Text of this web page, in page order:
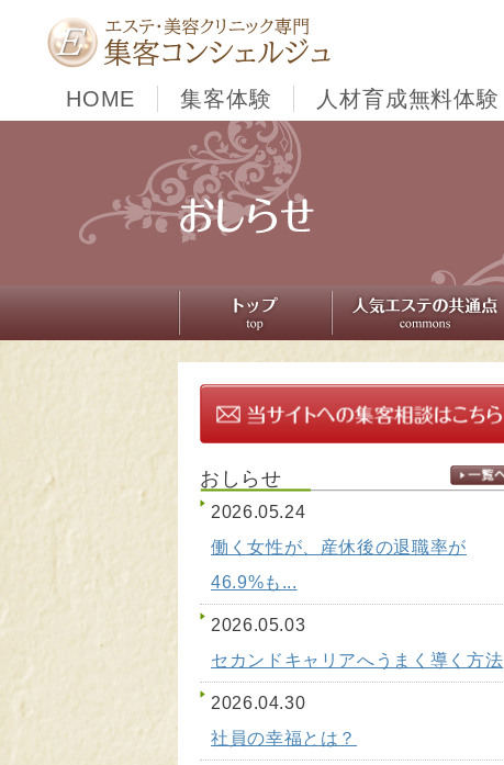
HOME 集客体験 人材育成無料体験
おしらせ
2026.05.24
働く女性が、産休後の退職率が
46.9%も...
2026.05.03
セカンドキャリアへうまく導く方法
2026.04.30
社員の幸福とは？